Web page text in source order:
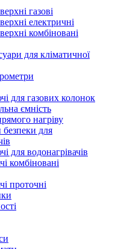
газові
електричні
комбіновані
для кліматичної
для газових колонок
ємність
нагріву
для
для водонагрівачів
комбіновані
проточні